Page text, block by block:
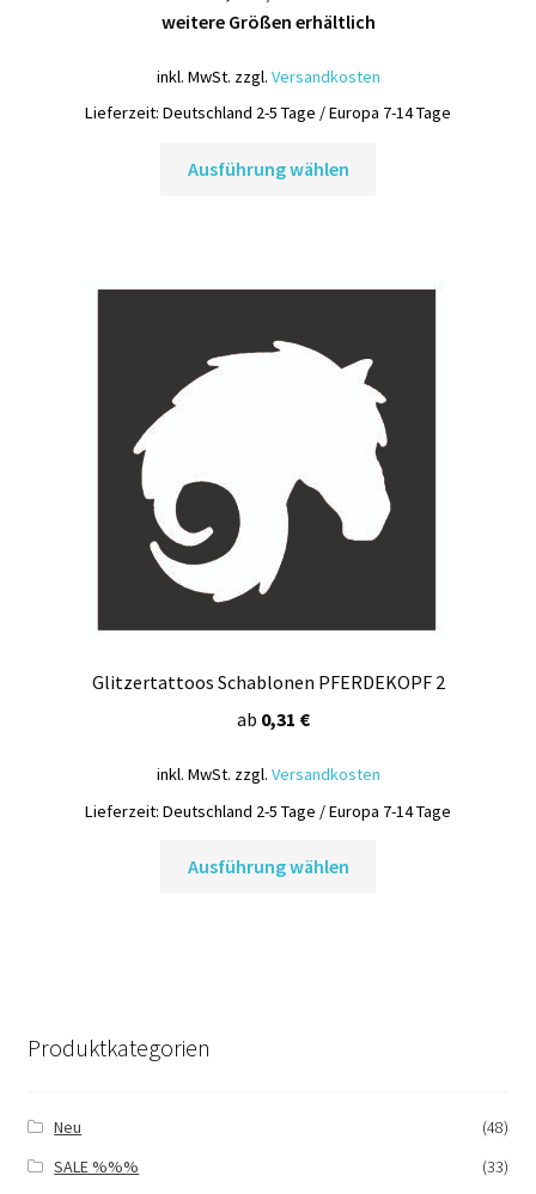
weitere Größen erhältlich
inkl. MwSt. zzgl. Versandkosten
Lieferzeit: Deutschland 2-5 Tage / Europa 7-14 Tage
Ausführung wählen
können
auf
der
Produktseite
gewählt
werden
Glitzertattoos Schablonen PFERDEKOPF 2
ab 0,31 €
inkl. MwSt. zzgl. Versandkosten
Lieferzeit: Deutschland 2-5 Tage / Europa 7-14 Tage
Ausführung wählen
Produktkategorien
Neu
(48)
SALE %%%
(33)